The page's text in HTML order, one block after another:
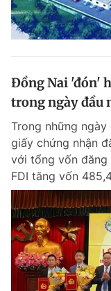
Đồng Nai 'đón'
trong ngày đầu
Trong những
giấy chứng nhận
với tổng vốn đăng
FDI tăng vốn